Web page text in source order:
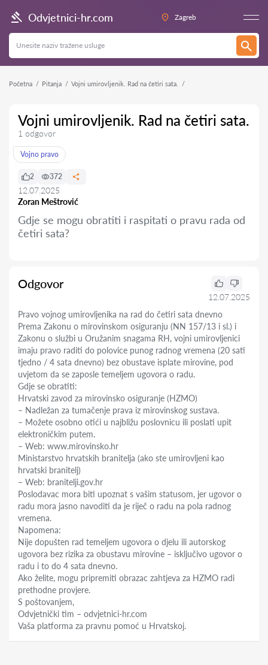
Odvjetnici-hr.com Zagreb
Početna Pitanja Vojni umirovljenik. Rad na četiri sata.
Vojni umirovljenik. Rad na četiri sata.
1 odgovor
Vojno pravo
Zoran Meštrović
2 372
12.07.2025
Gdje se mogu obratiti i raspitati o pravu rada od
četiri sata?
Odgovor
12.07.2025
Pravo vojnog umirovljenika na rad do četiri sata dnevno
Prema Zakonu o mirovinskom osiguranju (NN 157/13 i sl.) i
Zakonu o službi u Oružanim snagama RH, vojni umirovljenici
imaju pravo raditi do polovice punog radnog vremena (20 sati
tjedno / 4 sata dnevno) bez obustave isplate mirovine, pod
uvjetom da se zaposle temeljem ugovora o radu.
Gdje se obratiti:
Hrvatski zavod za mirovinsko osiguranje (HZMO)
– Nadležan za tumačenje prava iz mirovinskog sustava.
– Možete osobno otići u najbližu poslovnicu ili poslati upit
elektroničkim putem.
– Web: www.mirovinsko.hr
Ministarstvo hrvatskih branitelja (ako ste umirovljeni kao
hrvatski branitelj)
– Web: branitelji.gov.hr
Poslodavac mora biti upoznat s vašim statusom, jer ugovor o
radu mora jasno navoditi da je riječ o radu na pola radnog
vremena.
Napomena:
Nije dopušten rad temeljem ugovora o djelu ili autorskog
ugovora bez rizika za obustavu mirovine – isključivo ugovor o
radu i to do 4 sata dnevno.
Ako želite, mogu pripremiti obrazac zahtjeva za HZMO radi
prethodne provjere.
S poštovanjem,
Odvjetnički tim – odvjetnici-hr.com
Vaša platforma za pravnu pomoć u Hrvatskoj.